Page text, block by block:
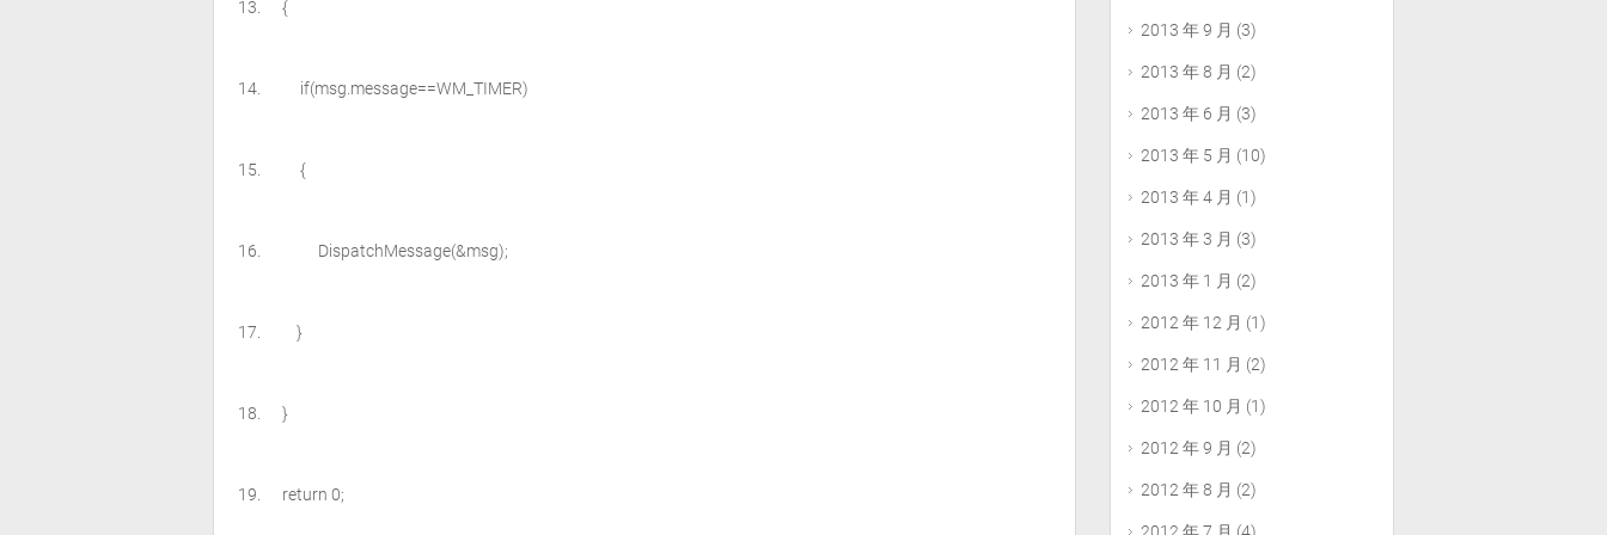
{
if(msg.message==WM_TIMER)
{
DispatchMessage(&msg);
}
}
return 0;
2013 年 9 月 (3)
2013 年 8 月 (2)
2013 年 6 月 (3)
2013 年 5 月 (10)
2013 年 4 月 (1)
2013 年 3 月 (3)
2013 年 1 月 (2)
2012 年 12 月 (1)
2012 年 11 月 (2)
2012 年 10 月 (1)
2012 年 9 月 (2)
2012 年 8 月 (2)